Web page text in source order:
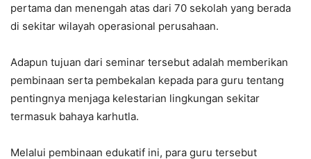
pertama dan menengah atas dari 70 sekolah yang berada
di sekitar wilayah operasional perusahaan.
Adapun tujuan dari seminar tersebut adalah memberikan
pembinaan serta pembekalan kepada para guru tentang
pentingnya menjaga kelestarian lingkungan sekitar
termasuk bahaya karhutla.
Melalui pembinaan edukatif ini, para guru tersebut